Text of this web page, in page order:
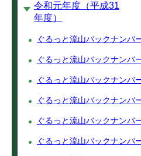
令和元年度（平成31
年度）
ぐるっと流山バックナン
ぐるっと流山バックナン
ぐるっと流山バックナン
ぐるっと流山バックナン
ぐるっと流山バックナン
ぐるっと流山バックナン